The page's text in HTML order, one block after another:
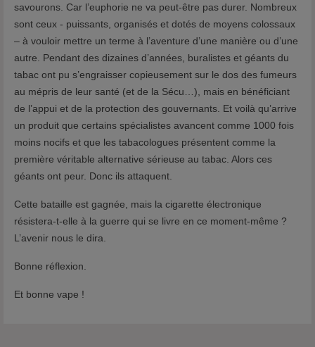
savourons. Car l’euphorie ne va peut-être pas durer. Nombreux
sont ceux - puissants, organisés et dotés de moyens colossaux
– à vouloir mettre un terme à l’aventure d’une manière ou d’une
autre. Pendant des dizaines d’années, buralistes et géants du
tabac ont pu s’engraisser copieusement sur le dos des fumeurs
au mépris de leur santé (et de la Sécu…), mais en bénéficiant
de l’appui et de la protection des gouvernants. Et voilà qu’arrive
un produit que certains spécialistes avancent comme 1000 fois
moins nocifs et que les tabacologues présentent comme la
première véritable alternative sérieuse au tabac. Alors ces
géants ont peur. Donc ils attaquent.
Cette bataille est gagnée, mais la cigarette électronique
résistera-t-elle à la guerre qui se livre en ce moment-même ?
L’avenir nous le dira.
Bonne réflexion.
Et bonne vape !